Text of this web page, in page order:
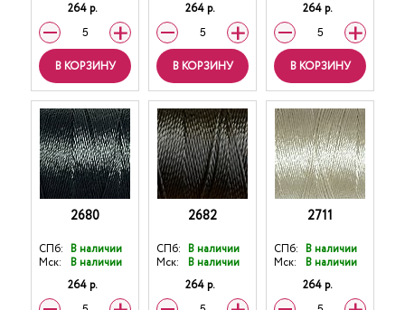
264 р.
В КОРЗИНУ
264 р.
В КОРЗИНУ
264 р.
В КОРЗИНУ
2680
СПб: В наличии
Мск:
В наличии
264 р.
2682
СПб: В наличии
Мск:
В наличии
264 р.
2711
СПб: В наличии
Мск:
В наличии
264 р.